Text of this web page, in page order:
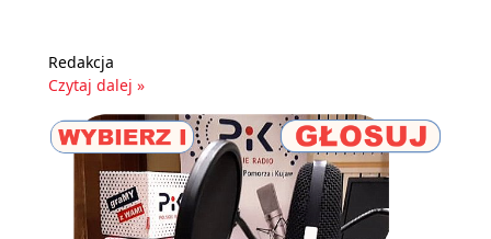
Redakcja
Czytaj dalej »